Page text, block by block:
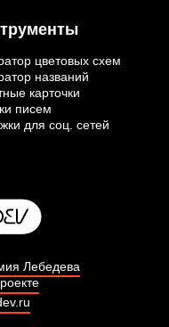
цветовых схем
названий
карточки
писем
для соц. сетей
Лебедева